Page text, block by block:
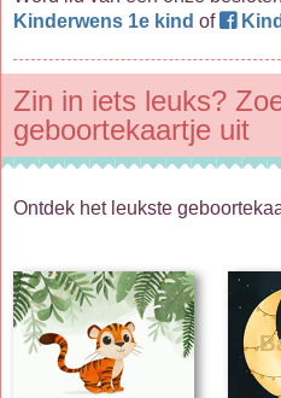
Kinderwens 1e kind of
Zin in iets leuks?
geboortekaartje uit
Ontdek het leukste